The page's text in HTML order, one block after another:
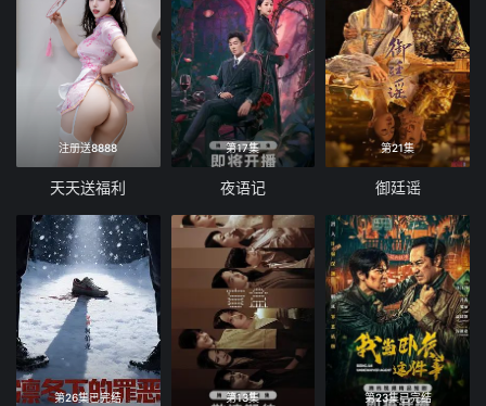
注册送8888
天天送福利
第17集
夜语记
第21集
御廷谣
第26集已完结 第13集 第23集已完结